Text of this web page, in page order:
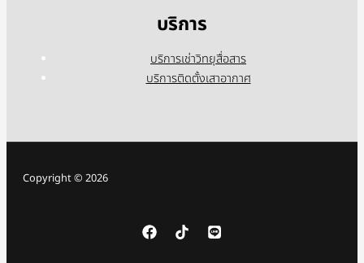
บริการ
บริการเช่าวิทยุสื่อสาร
บริการติดตั้งเสาอากาศ
Copyright © 2026